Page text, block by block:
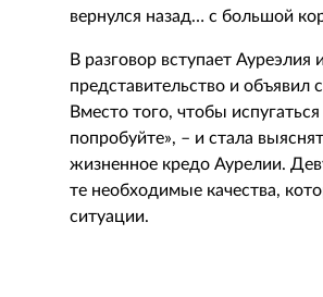
вернулся назад… с большой
В разговор вступает
представительство и объявил
Вместо того, чтобы
попробуйте», – и стала
жизненное кредо Аурелии.
те необходимые качества,
ситуации.